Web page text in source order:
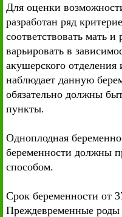
Для оценки
разработан ряд
соответствовать мать
варьировать в
акушерского
наблюдает данную
обязательно должны
пункты.
Одноплодная
беременности должны
способом.
Срок беременности от
Преждевременные